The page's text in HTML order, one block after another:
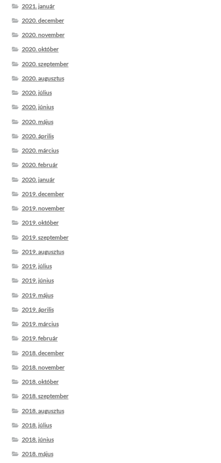
2021. január
2020. december
2020. november
2020. október
2020. szeptember
2020. augusztus
2020. július
2020. június
2020. május
2020. április
2020. március
2020. február
2020. január
2019. december
2019. november
2019. október
2019. szeptember
2019. augusztus
2019. július
2019. június
2019. május
2019. április
2019. március
2019. február
2018. december
2018. november
2018. október
2018. szeptember
2018. augusztus
2018. július
2018. június
2018. május